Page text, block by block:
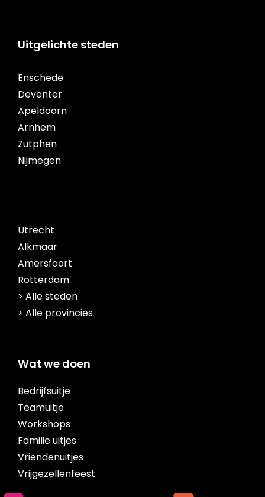
Uitgelichte steden
Enschede
Deventer
Apeldoorn
Arnhem
Zutphen
Nijmegen
Utrecht
Alkmaar
Amersfoort
Rotterdam
> Alle steden
> Alle provincies
Wat we doen
Bedrijfsuitje
Teamuitje
Workshops
Familie uitjes
Vriendenuitjes
Vrijgezellenfeest